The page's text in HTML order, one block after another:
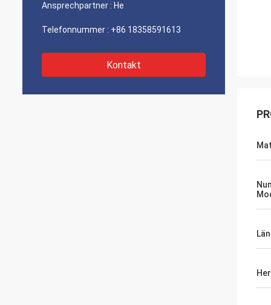
Ansprechpartner : He
Telefonnummer : +86 18358591613
Kontakt